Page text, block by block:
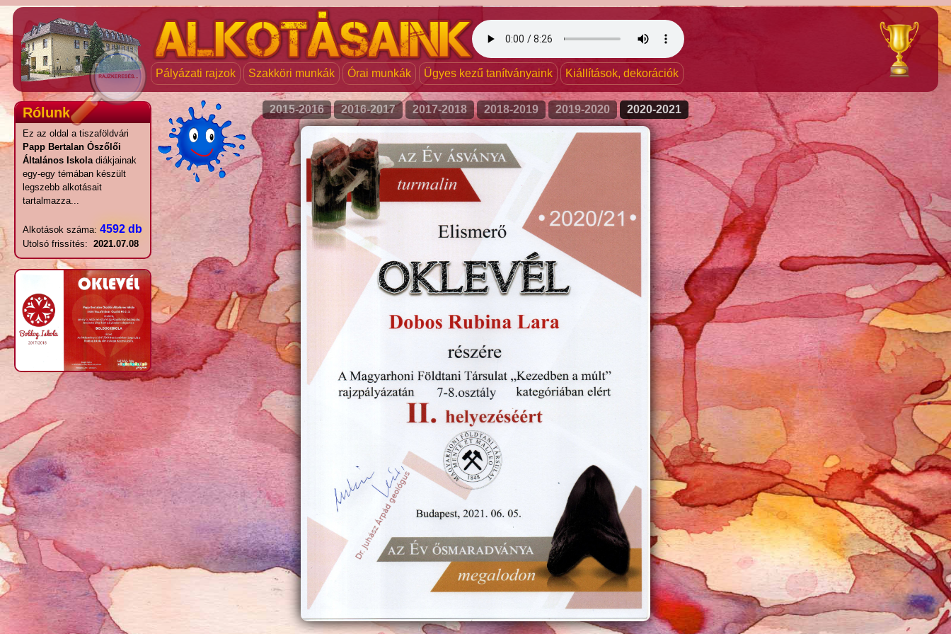
Pályázati rajzok Szakköri munkák Órai munkák Ügyes kezű tanítványaink Kiállítások, dekorációk
Rólunk
Ez az oldal a tiszaföldvári
Papp Bertalan Ószőlői
Általános Iskoladiákjainak
egy-egy témában készült
legszebb alkotásait
tartalmazza...
Alkotások száma: 4592 db
Utolsó frissítés: 2021.07.08
2015-2016 2016-2017 2017-2018 2018-2019 2019-2020 2020-2021